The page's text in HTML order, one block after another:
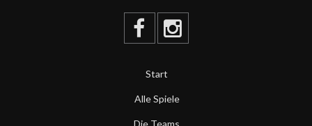
Start
Alle Spiele
Die Teams